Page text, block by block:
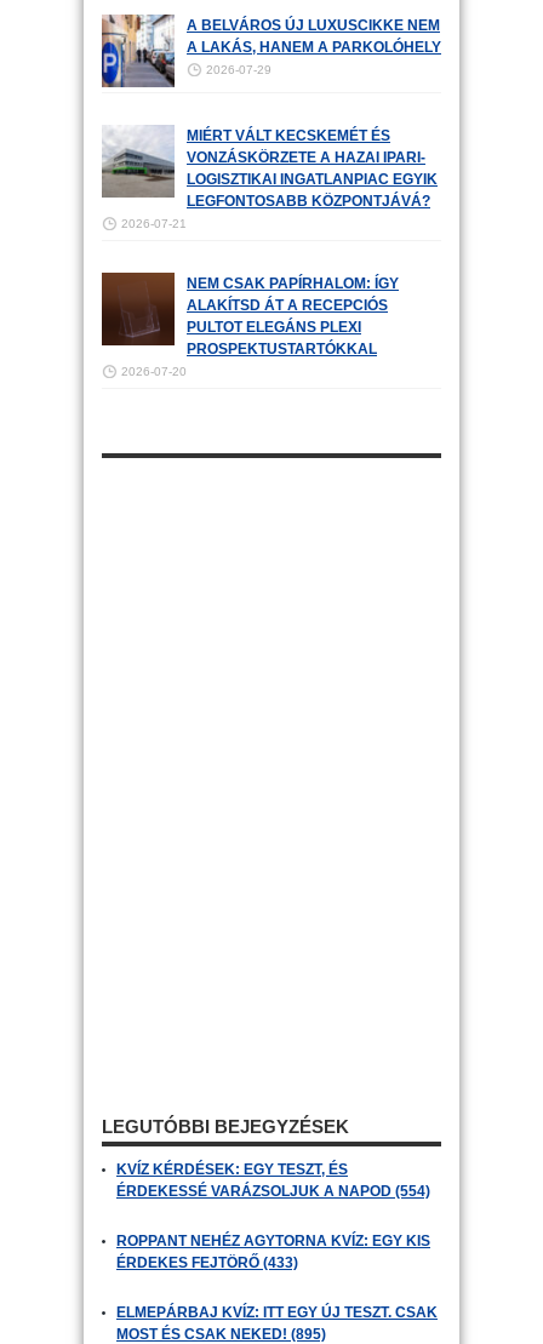
A BELVÁROS ÚJ LUXUSCIKKE NEM
A LAKÁS, HANEM A PARKOLÓHELY
2026-07-29
MIÉRT VÁLT KECSKEMÉT ÉS
VONZÁSKÖRZETE A HAZAI IPARI-
LOGISZTIKAI INGATLANPIAC EGYIK
LEGFONTOSABB KÖZPONTJÁVÁ?
2026-07-21
NEM CSAK PAPÍRHALOM: ÍGY
ALAKÍTSD ÁT A RECEPCIÓS
PULTOT ELEGÁNS PLEXI
PROSPEKTUSTARTÓKKAL
2026-07-20
LEGUTÓBBI BEJEGYZÉSEK
KVÍZ KÉRDÉSEK: EGY TESZT, ÉS
ÉRDEKESSÉ VARÁZSOLJUK A NAPOD (554)
ROPPANT NEHÉZ AGYTORNA KVÍZ: EGY KIS
ÉRDEKES FEJTÖRŐ (433)
ELMEPÁRBAJ KVÍZ: ITT EGY ÚJ TESZT. CSAK
MOST ÉS CSAK NEKED! (895)